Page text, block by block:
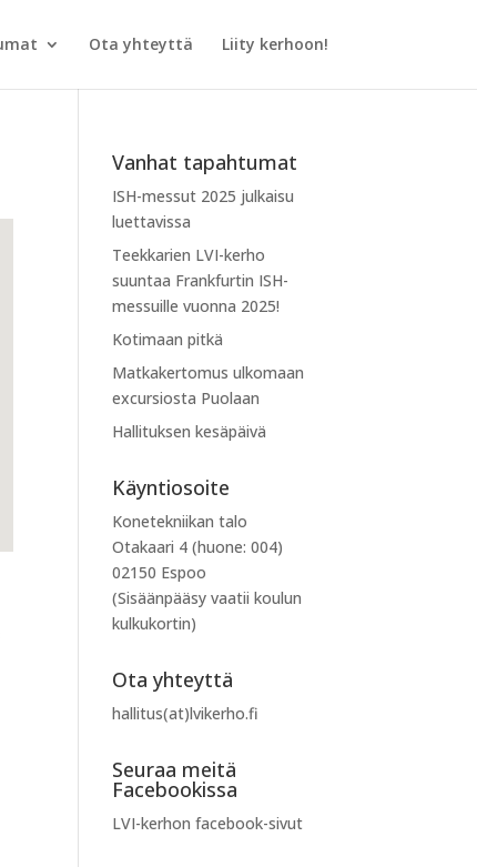
Ota yhteyttä Liity kerhoon!
Vanhat tapahtumat
ISH-messut 2025 julkaisu
luettavissa
Teekkarien LVI-kerho
suuntaa Frankfurtin ISH-
messuille vuonna 2025!
Kotimaan pitkä
Matkakertomus ulkomaan
excursiosta Puolaan
Hallituksen kesäpäivä
Käyntiosoite
Konetekniikan talo
Otakaari 4 (huone: 004)
02150 Espoo
(Sisäänpääsy vaatii koulun
kulkukortin)
Ota yhteyttä
hallitus(at)lvikerho.fi
Seuraa meitä
Facebookissa
LVI-kerhon facebook-sivut